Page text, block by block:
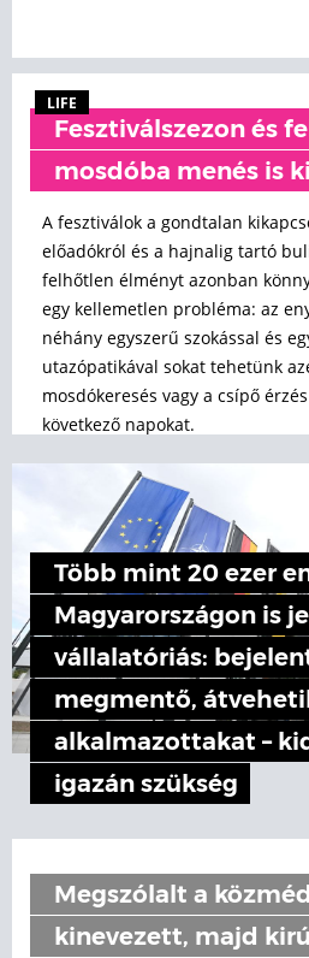
LIFE
Fesztiválszezon és
mosdóba menés is
A fesztiválok a gondtalan
előadókról és a hajnalig tartó
felhőtlen élményt azonban
egy kellemetlen probléma: az
néhány egyszerű szokással és
utazópatikával sokat tehetünk
mosdókeresés vagy a csípő
következő napokat.
Több mint 20 ezer
Magyarországon is
vállalatóriás:
megmentő,
alkalmazottakat –
igazán szükség
Megszólalt a
kinevezett, majd